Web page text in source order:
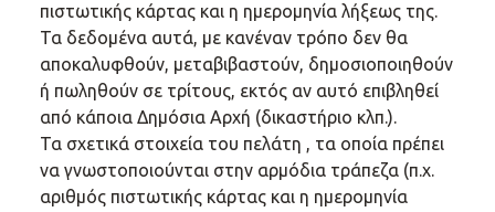
πιστωτικής κάρτας και η ημερομηνία λήξεως της.
Τα δεδομένα αυτά, με κανέναν τρόπο δεν θα
αποκαλυφθούν, μεταβιβαστούν, δημοσιοποιηθούν
ή πωληθούν σε τρίτους, εκτός αν αυτό επιβληθεί
από κάποια Δημόσια Αρχή (δικαστήριο κλπ.).
Τα σχετικά στοιχεία του πελάτη , τα οποία πρέπει
να γνωστοποιούνται στην αρμόδια τράπεζα (π.χ.
αριθμός πιστωτικής κάρτας και η ημερομηνία